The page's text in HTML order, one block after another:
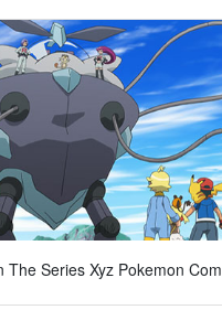
The Series Xyz Pokemon Com